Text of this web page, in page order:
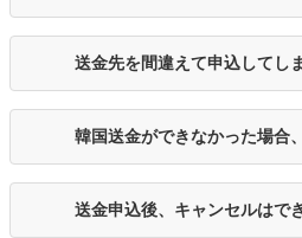
送金先を間違えて申込してし
韓国送金ができなかった場合
送金申込後、キャンセルはで